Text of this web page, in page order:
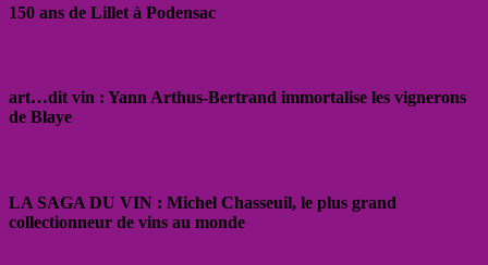
150 ans de Lillet à Podensac
art…dit vin : Yann Arthus-Bertrand immortalise les vignerons
de Blaye
LA SAGA DU VIN : Michel Chasseuil, le plus grand
collectionneur de vins au monde